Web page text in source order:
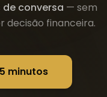
de conversa — sem
decisão financeira.
minutos